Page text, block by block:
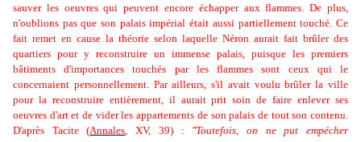
sauver les oeuvres qui peuvent encore échapper aux flammes. De plus,
n'oublions pas que son palais impérial était aussi partiellement touché. Ce
fait remet en cause la théorie selon laquelle Néron aurait fait brûler des
quartiers pour y reconstruire un immense palais, puisque les premiers
bâtiments d'importances touchés par les flammes sont ceux qui le
concernaient personnellement. Par ailleurs, s'il avait voulu brûler la ville
pour la reconstruire entièrement, il aurait prit soin de faire enlever ses
oeuvres d'art et de vider les appartements de son palais de tout son contenu.
D'après Tacite(Annales, XV, 39): "Toutefois, on ne put empécher